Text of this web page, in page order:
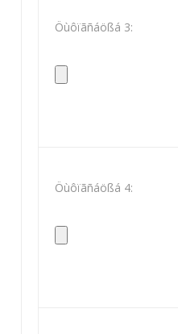
Öùôïãñáößá 3:
Öùôïãñáößá 4: